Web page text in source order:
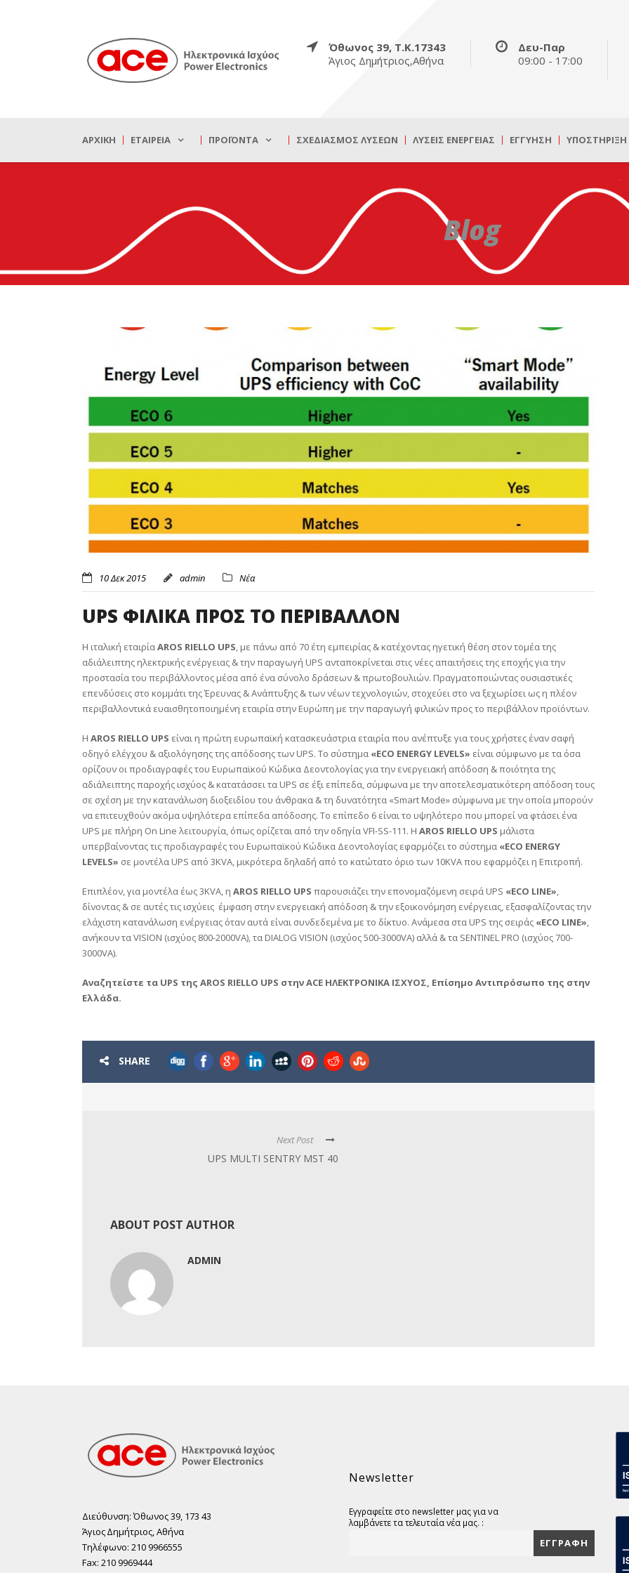
Όθωνος 39, Τ.Κ.17343
Άγιος Δημήτριος,Αθήνα
Δευ-Παρ
09:00 - 17:00
ΑΡΧΙΚΉ ΕΤΑΙΡΕΊΑ ΠΡΟΪΌΝΤΑ ΣΧΕΔΙΑΣΜΌΣ ΛΎΣΕΩΝ ΛΎΣΕΙΣ ΕΝΈΡΓΕΙΑΣ ΕΓΓΎΗΣΗ ΥΠΟΣΤΉΡΙΞΗ
Blog
10 Δεκ 2015 admin Νέα
UPS ΦΙΛΙΚΑ ΠΡΟΣ ΤΟ ΠΕΡΙΒΑΛΛΟΝ
Η ιταλική εταιρίαAROS RIELLO UPS, με πάνω από 70 έτη εμπειρίας & κατέχοντας ηγετική θέση στον τομέα της
αδιάλειπτης ηλεκτρικής ενέργειας & την παραγωγή UPS ανταποκρίνεται στις νέες απαιτήσεις της εποχής για την
προστασία του περιβάλλοντος μέσα από ένα σύνολο δράσεων & πρωτοβουλιών. Πραγματοποιώντας ουσιαστικές
επενδύσεις στο κομμάτι της Έρευνας & Ανάπτυξης & των νέων τεχνολογιών, στοχεύει στο να ξεχωρίσει ως η πλέον
περιβαλλοντικά ευαισθητοποιημένη εταιρία στην Ευρώπη με την παραγωγή φιλικών προς το περιβάλλον προϊόντων.
Η AROS RIELLO UPS είναι η πρώτη ευρωπαϊκή κατασκευάστρια εταιρία που ανέπτυξε για τους χρήστες έναν σαφή
οδηγό ελέγχου & αξιολόγησης της απόδοσης των UPS. Το σύστημα «ECO ENERGY LEVELS» είναι σύμφωνο με τα όσα
ορίζουν οι προδιαγραφές του Ευρωπαϊκού Κώδικα Δεοντολογίας για την ενεργειακή απόδοση & ποιότητα της
αδιάλειπτης παροχής ισχύος & κατατάσσει τα UPS σε έξι επίπεδα, σύμφωνα με την αποτελεσματικότερη απόδοση τους
σε σχέση με την κατανάλωση διοξειδίου του άνθρακα & τη δυνατότητα «Smart Mode» σύμφωνα με την οποία μπορούν
να επιτευχθούν ακόμα υψηλότερα επίπεδα απόδοσης. Το επίπεδο 6 είναι το υψηλότερο που μπορεί να φτάσει ένα
UPS με πλήρη On Line λειτουργία, όπως ορίζεται από την οδηγία VFI-SS-111. Η AROS RIELLO UPS μάλιστα
υπερβαίνοντας τις προδιαγραφές του Ευρωπαϊκού Κώδικα Δεοντολογίας εφαρμόζει το σύστημα «ECO ENERGY
LEVELS» σε μοντέλα UPS από 3KVA, μικρότερα δηλαδή από το κατώτατο όριο των 10KVA που εφαρμόζει η Επιτροπή.
Επιπλέον, για μοντέλα έως 3KVA, η AROS RIELLO UPS παρουσιάζει την επονομαζόμενη σειρά UPS «ECO LINE»,
δίνοντας & σε αυτές τις ισχύεις έμφαση στην ενεργειακή απόδοση & την εξοικονόμηση ενέργειας, εξασφαλίζοντας την
ελάχιστη κατανάλωση ενέργειας όταν αυτά είναι συνδεδεμένα με το δίκτυο. Ανάμεσα στα UPS της σειράς «ECO LINE»,
ανήκουν τα VISION (ισχύος 800-2000VA), τα DIALOG VISION (ισχύος 500-3000VA) αλλά & τα SENTINEL PRO (ισχύος 700-
3000VA).
Αναζητείστε τα UPS της AROS RIELLO UPS στηνACE ΗΛΕΚΤΡΟΝΙΚΑ ΙΣΧΥΟΣ, Επίσημο Αντιπρόσωπο της στην
Ελλάδα.
SHARE
Next Post
UPS MULTI SENTRY MST 40
ABOUT POST AUTHOR
ADMIN
Διεύθυνση: Όθωνος 39, 173 43
Άγιος ∆ηµήτριος, Αθήνα
Τηλέφωνο: 210 9966555
Fax: 210 9969444
Newsletter
Εγγραφείτε στο newsletter μας για να
λαμβάνετε τα τελευταία νέα μας. :